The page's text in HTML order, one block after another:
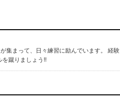
集まって、日々練習に励んでいます。 経験
を蹴りましょう!!